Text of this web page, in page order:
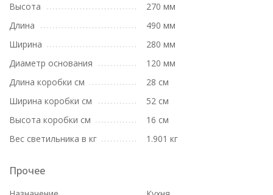
Высота
270 мм
Длина
490 мм
Ширина
280 мм
Диаметр основания
120 мм
Длина коробки см
28 см
Ширина коробки см
52 см
Высота коробки см
16 см
Вес светильника в кг
1.901 кг
Прочее